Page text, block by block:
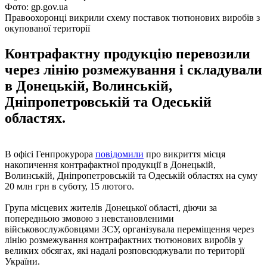
Фото: gp.gov.ua
Правоохоронці викрили схему поставок тютюнових виробів з
окупованої території
Контрафактну продукцію перевозили
через лінію розмежування і складували
в Донецькій, Волинській,
Дніпропетровській та Одеській
областях.
В офісі Генпрокурора повідомили про викриття місця
накопичення контрафактної продукції в Донецькій,
Волинській, Дніпропетровській та Одеській областях на суму
20 млн грн в суботу, 15 лютого.
Група місцевих жителів Донецької області, діючи за
попередньою змовою з невстановленими
військовослужбовцями ЗСУ, організувала переміщення через
лінію розмежування контрафактних тютюнових виробів у
великих обсягах, які надалі розповсюджували по території
України.